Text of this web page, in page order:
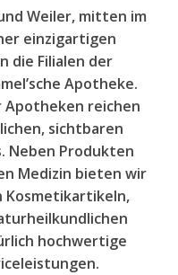
Weiler, mitten im
einzigartigen
die Filialen der
Apotheke.
Apotheken reichen
sichtbaren
Neben Produkten
Medizin bieten wir
Kosmetikartikeln,
hochwertige